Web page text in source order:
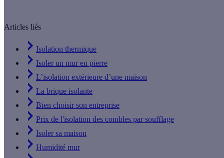
Articles liés
Isolation thermique
Isoler un mur en pierre
L’isolation extérieure d’une maison
La brique isolante
Bien choisir son entreprise
Prix de l'isolation des combles par soufflage
Isoler sa maison
Humidité mur